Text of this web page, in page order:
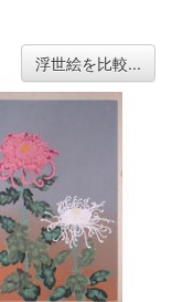
浮世絵を比較...